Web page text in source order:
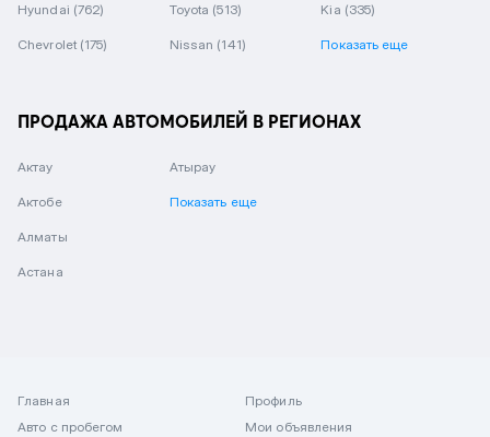
Hyundai (762) Toyota (513) Kia (335)
Chevrolet (175) Nissan (141) Показать еще
ПРОДАЖА АВТОМОБИЛЕЙ В РЕГИОНАХ
Актау
Актобе
Алматы
Астана
Атырау
Показать еще
Главная
Авто с пробегом
Профиль
Мои объявления